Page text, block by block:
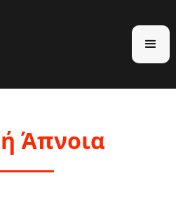
Άπνοια